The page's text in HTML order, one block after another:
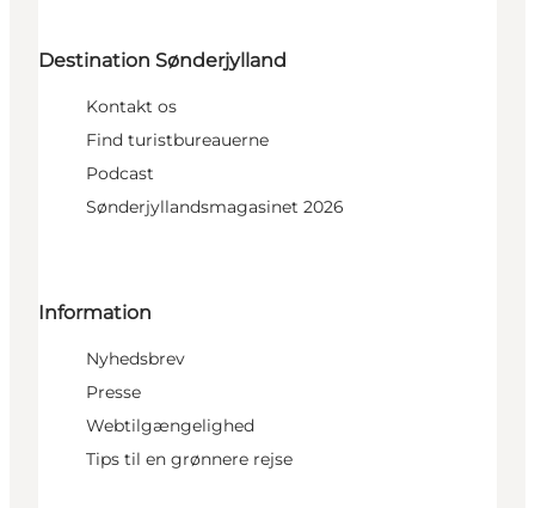
Destination Sønderjylland
Kontakt os
Find turistbureauerne
Podcast
Sønderjyllandsmagasinet 2026
Information
Nyhedsbrev
Presse
Webtilgængelighed
Tips til en grønnere rejse